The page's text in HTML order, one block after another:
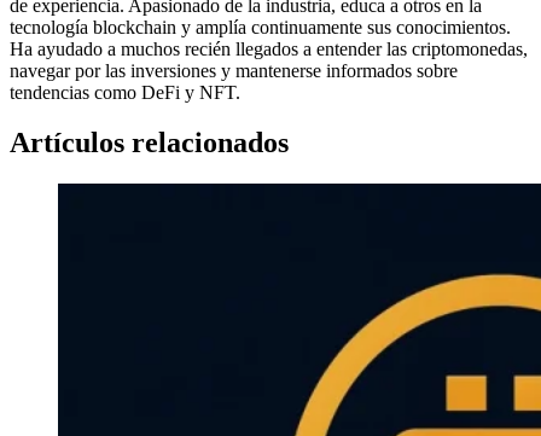
de experiencia. Apasionado de la industria, educa a otros en la
tecnología blockchain y amplía continuamente sus conocimientos.
Ha ayudado a muchos recién llegados a entender las criptomonedas,
navegar por las inversiones y mantenerse informados sobre
tendencias como DeFi y NFT.
Artículos relacionados